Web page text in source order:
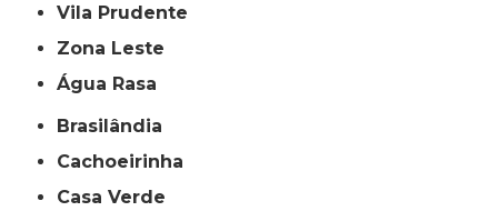
Vila Prudente
Zona Leste
Água Rasa
Brasilândia
Cachoeirinha
Casa Verde